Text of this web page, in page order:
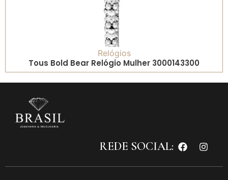
Relógios
Tous Bold Bear Relógio Mulher 3000143300
REDE SOCIAL: